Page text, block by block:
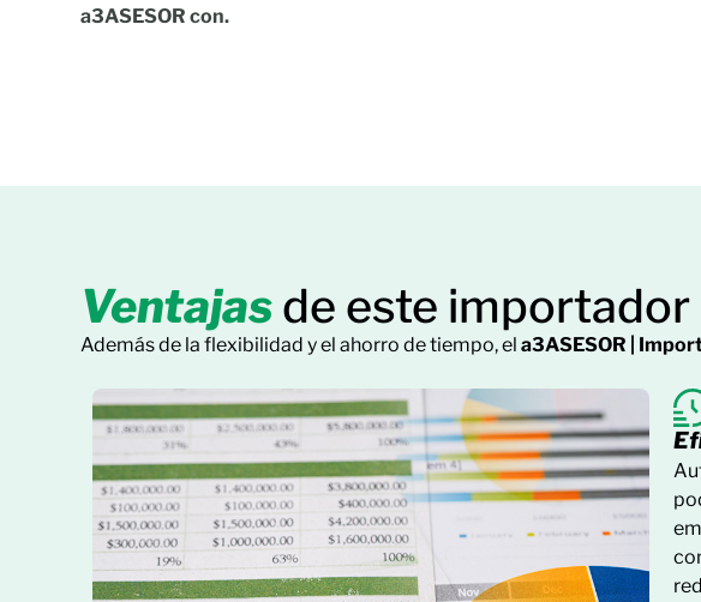
a3ASESOR con.
Ventajasde este importador
Además de la flexibilidad y el ahorro de tiempo, ela3ASESOR |